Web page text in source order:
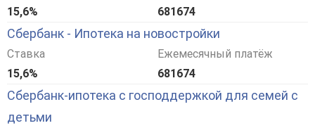
15,6%
681674
Сбербанк - Ипотека на новостройки
Ставка
15,6%
Ежемесячный платёж
681674
Сбербанк-ипотека с господдержкой для семей с
детьми